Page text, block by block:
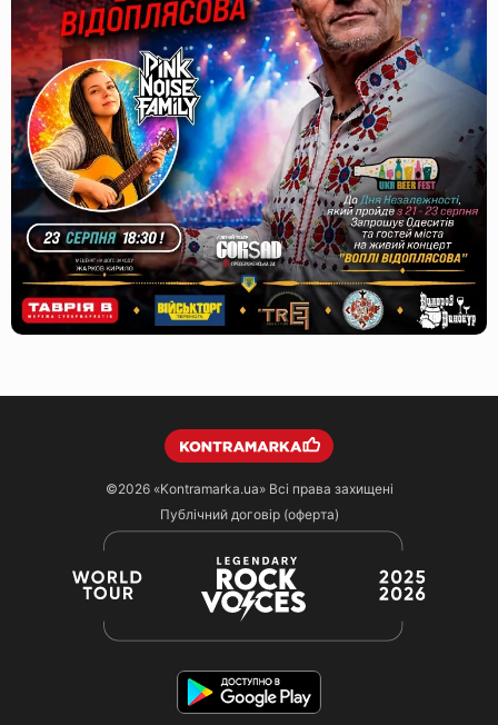
©2026 «Kontramarka.ua»Всі права захищені
Публічний договір (оферта)